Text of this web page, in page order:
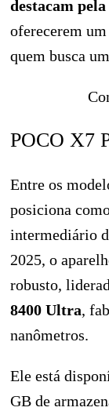
destacam
oferecerem
quem busca
POCO X7
Entre os
posiciona
intermediário
2025, o
robusto,
8400 Ultra,
nanômetros.
Ele está
GB de